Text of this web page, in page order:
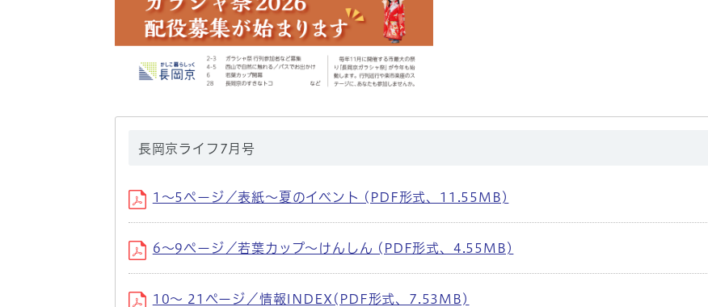
長岡京ライフ7月号
1〜5ページ／表紙〜夏のイベント (PDF形式、11.55MB)
6〜9ページ／若葉カップ〜けんしん (PDF形式、4.55MB)
10〜 21ページ／情報INDEX(PDF形式、7.53MB)